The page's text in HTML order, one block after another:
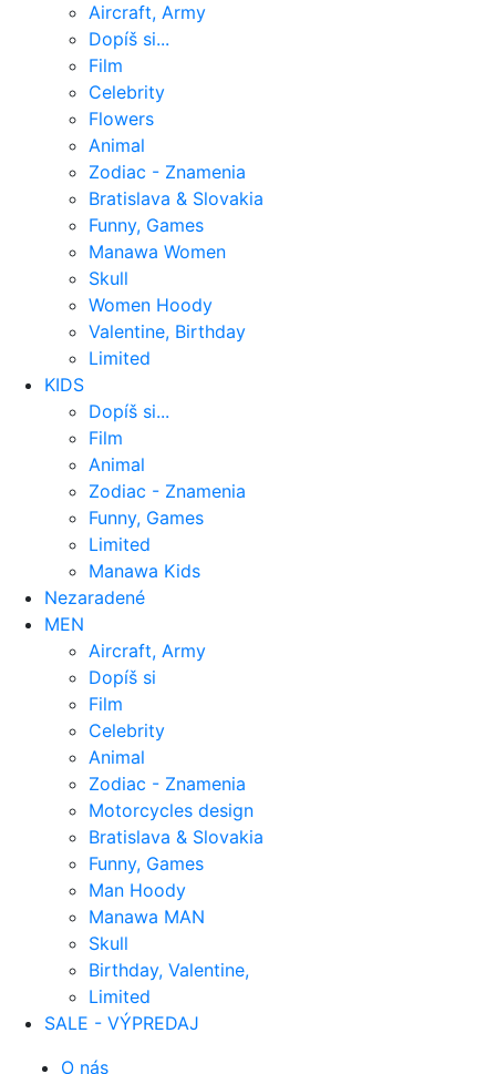
Aircraft, Army
Dopíš si...
Film
Celebrity
Flowers
Animal
Zodiac - Znamenia
Bratislava & Slovakia
Funny, Games
Manawa Women
Skull
Women Hoody
Valentine, Birthday
Limited
KIDS
Dopíš si...
Film
Animal
Zodiac - Znamenia
Funny, Games
Limited
Manawa Kids
Nezaradené
MEN
Aircraft, Army
Dopíš si
Film
Celebrity
Animal
Zodiac - Znamenia
Motorcycles design
Bratislava & Slovakia
Funny, Games
Man Hoody
Manawa MAN
Skull
Birthday, Valentine,
Limited
SALE - VÝPREDAJ
O nás